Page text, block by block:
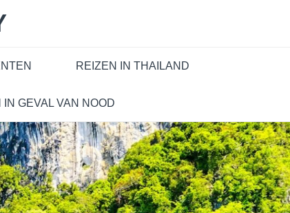
REIZEN IN THAILAND
IN GEVAL VAN NOOD